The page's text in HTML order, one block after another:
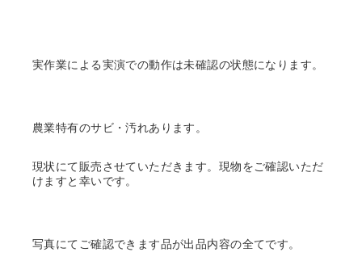
実作業による実演での動作は未確認の状態になります。
農業特有のサビ・汚れあります。
現状にて販売させていただきます。現物をご確認いただ
けますと幸いです。
写真にてご確認できます品が出品内容の全てです。